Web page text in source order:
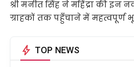
श्री मनीत सिंह ने महिंद्रा की इन
ग्राहकों तक पहुँचाने में महत्वपूर्ण
bolt TOP NEWS